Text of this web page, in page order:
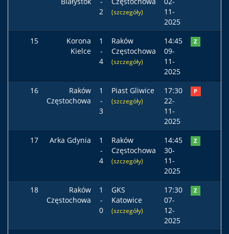
2
(szczegóły)
11-
2025
15
Korona
Kielce
1
-
4
Raków
Częstochowa
(szczegóły)
14:45
09-
11-
2025
Z
16
Raków
Częstochowa
1
-
3
Piast Gliwice
(szczegóły)
17:30
22-
11-
2025
P
17 Arka Gdynia
1
-
4
Raków
Częstochowa
(szczegóły)
14:45
30-
11-
2025
Z
18
Raków
Częstochowa
1
-
0
GKS
Katowice
(szczegóły)
17:30
07-
12-
2025
Z